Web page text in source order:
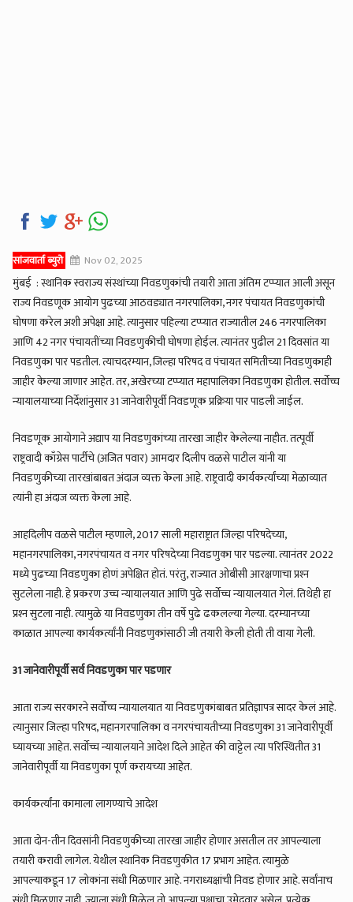
सांजवार्ता ब्युरो Nov 02, 2025
मुंबई : स्थानिक स्वराज्य संस्थांच्या निवडणुकांची तयारी आता अंतिम टप्प्यात आली असून
राज्य निवडणूक आयोग पुढच्या आठवड्यात नगरपालिका, नगर पंचायत निवडणुकांची
घोषणा करेल अशी अपेक्षा आहे. त्यानुसार पहिल्या टप्प्यात राज्यातील 246 नगरपालिका
आणि 42 नगर पंचायतींच्या निवडणुकीची घोषणा होईल. त्यानंतर पुढील 21 दिवसांत या
निवडणुका पार पडतील. त्याचदरम्यान, जिल्हा परिषद व पंचायत समितीच्या निवडणुकाही
जाहीर केल्या जाणार आहेत. तर, अखेरच्या टप्प्यात महापालिका निवडणुका होतील. सर्वोच्च
न्यायालयाच्या निर्देशांनुसार 31 जानेवारीपूर्वी निवडणूक प्रक्रिया पार पाडली जाईल.
निवडणूक आयोगाने अद्याप या निवडणुकांच्या तारखा जाहीर केलेल्या नाहीत. तत्पूर्वी
राष्ट्रवादी काँग्रेस पार्टीचे (अजित पवार) आमदार दिलीप वळसे पाटील यांनी या
निवडणुकीच्या तारखांबाबत अंदाज व्यक्त केला आहे. राष्ट्रवादी कार्यकर्त्यांच्या मेळाव्यात
त्यांनी हा अंदाज व्यक्त केला आहे.
आहदिलीप वळसे पाटील म्हणाले, 2017 साली महाराष्ट्रात जिल्हा परिषदेच्या,
महानगरपालिका, नगरपंचायत व नगर परिषदेच्या निवडणुका पार पडल्या. त्यानंतर 2022
मध्ये पुढच्या निवडणुका होणं अपेक्षित होतं. परंतु, राज्यात ओबीसी आरक्षणाचा प्रश्‍न
सुटलेला नाही. हे प्रकरण उच्च न्यायालयात आणि पुढे सर्वोच्च न्यायालयात गेलं. तिथेही हा
प्रश्‍न सुटला नाही. त्यामुळे या निवडणुका तीन वर्षे पुढे ढकलल्या गेल्या. दरम्यानच्या
काळात आपल्या कार्यकर्त्यांनी निवडणुकांसाठी जी तयारी केली होती ती वाया गेली.
31 जानेवारीपूर्वी सर्व निवडणुका पार पडणार
आता राज्य सरकारने सर्वोच्च न्यायालयात या निवडणुकांबाबत प्रतिज्ञापत्र सादर केलं आहे.
त्यानुसार जिल्हा परिषद, महानगरपालिका व नगरपंचायतीच्या निवडणुका 31 जानेवारीपूर्वी
घ्यायच्या आहेत. सर्वोच्च न्यायालयाने आदेश दिले आहेत की वाट्टेल त्या परिस्थितीत 31
जानेवारीपूर्वी या निवडणुका पूर्ण करायच्या आहेत.
कार्यकर्त्यांना कामाला लागण्याचे आदेश
आता दोन-तीन दिवसांनी निवडणुकीच्या तारखा जाहीर होणार असतील तर आपल्याला
तयारी करावी लागेल. येथील स्थानिक निवडणुकीत 17 प्रभाग आहेत. त्यामुळे
आपल्याकडून 17 लोकांना संधी मिळणार आहे. नगराध्यक्षांची निवड होणार आहे. सर्वांनाच